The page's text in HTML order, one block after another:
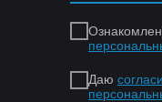
Даю